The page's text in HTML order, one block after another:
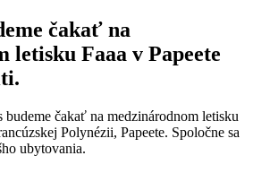
čakať na
letisku Faaa v Papeete
budeme čakať na medzinárodnom letisku
Polynézii, Papeete. Spoločne sa
ubytovania.